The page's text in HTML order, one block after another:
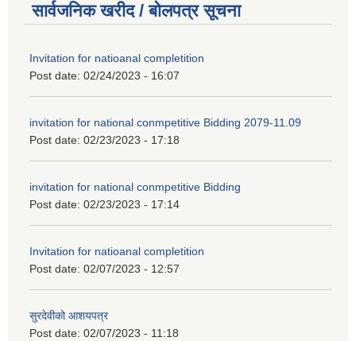
सार्वजनिक खरीद / बोलपत्र सूचना
Invitation for natioanal completition
Post date: 02/24/2023 - 16:07
invitation for national conmpetitive Bidding 2079-11.09
Post date: 02/23/2023 - 17:18
invitation for national conmpetitive Bidding
Post date: 02/23/2023 - 17:14
Invitation for natioanal completition
Post date: 02/07/2023 - 12:57
सुरदेवीको आशयपत्र
Post date: 02/07/2023 - 11:18